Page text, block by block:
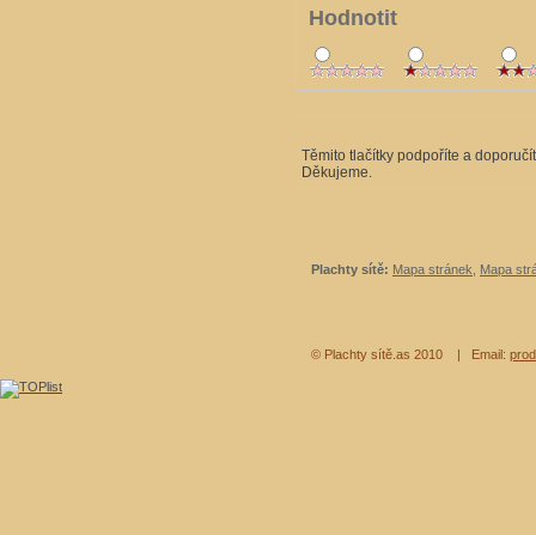
Hodnotit
Těmito tlačítky podpoříte a
Děkujeme.
Plachty sítě: Mapa stránek Mapa
© Plachty sítě.as 2010 | Email: